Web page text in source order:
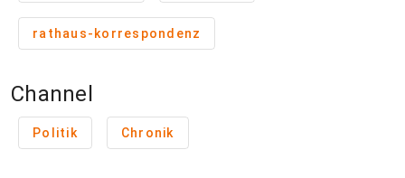
rathaus-korrespondenz
Channel
Politik Chronik